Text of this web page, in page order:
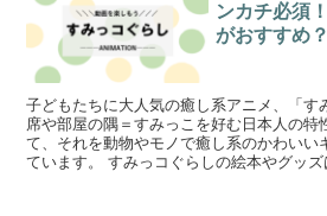
ンカチ必須
がおすすめ？
子どもたちに大人気の癒し系アニメ、「す
席や部屋の隅＝すみっこを好む日本人の特
て、それを動物やモノで癒し系のかわいい
ています。 すみっコぐらしの絵本やグッズ